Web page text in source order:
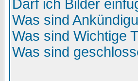
Darf ich Bilder
Was sind
Was sind Wichtige
Was sind